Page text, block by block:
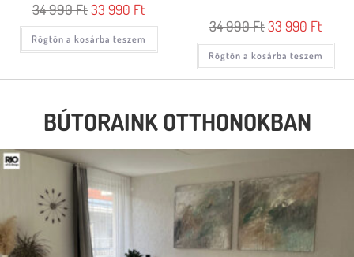
34 990Ft33 990 Ft
Rögtön a kosárba teszem
34 990Ft33 990 Ft
Rögtön a kosárba teszem
BÚTORAINK OTTHONOKBAN